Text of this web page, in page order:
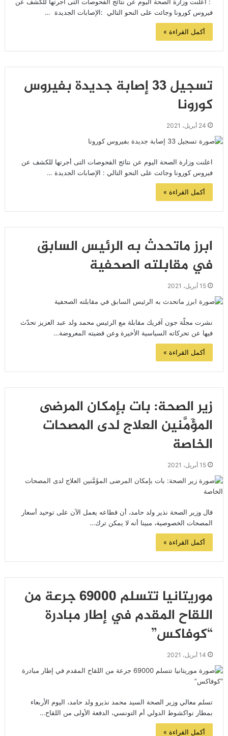
فيروس كورونا وجائت على النحو التالي :الإصابات الجديدة …
أكمل القراءة »
تسجيل 33 إصابة جديدة بفيروس
كورونا
24 أبريل، 2021
اعلنت وزارة الصحة اليوم عن نتائج الفحوصات التى أجرتها للكشف عن
فيروس كورونا وجائت على النحو التالي : الإصابات الجديدة …
أكمل القراءة »
ابرز ماتحدث به الرئيس السابق
في مقابلته الصحفية
15 أبريل، 2021
نشرت مجلّة جون آفريك مقابلة مع الرئيس محمد ولد عبد العزيز تحدّث
فيها عن تحركاته السياسية الأخيرة وعن قضيته المعروضة…
أكمل القراءة »
زير الصحة: بات بإمكان المرضى
المؤَمَّنين العلاج لدى المصحات
الخاصة
15 أبريل، 2021
قال وزير الصحة نذير ولد حامد، أن قطاعه يعمل الآن على توحيد أسعار
المصحات الخصوصية، مبينا أنه لا يمكن ترك…
أكمل القراءة »
موريتانيا تتسلم 69000 جرعة من
اللقاح المقدم في إطار مبادرة
“كوفاكس”
14 أبريل، 2021
تسلم معالي وزير الصحة السيد محمد نذيرو ولد حامد، اليوم الأربعاء
بمطار نواكشوط الدولي أم التونسي، الدفعة الأولى من اللقاح…
أكمل القراءة »